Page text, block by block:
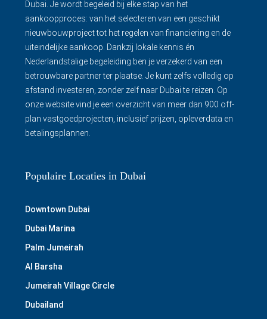
Dubai. Je wordt begeleid bij elke stap van het
aankoopproces: van het selecteren van een geschikt
nieuwbouwproject tot het regelen van financiering en de
uiteindelijke aankoop. Dankzij lokale kennis én
Nederlandstalige begeleiding ben je verzekerd van een
betrouwbare partner ter plaatse. Je kunt zelfs volledig op
afstand investeren, zonder zelf naar Dubai te reizen. Op
onze website vind je een overzicht van meer dan 900 off-
plan vastgoedprojecten, inclusief prijzen, opleverdata en
betalingsplannen.
Populaire Locaties in Dubai
Downtown Dubai
Dubai Marina
Palm Jumeirah
Al Barsha
Jumeirah Village Circle
Dubailand